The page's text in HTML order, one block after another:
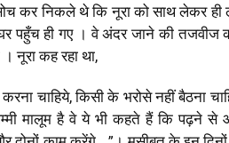
कर निकले थे कि नूरा को साथ लेकर ही
पहुँच ही गए । वे अंदर जाने की तजवीज
नूरा कह रहा था,
चाहिये,किसी के भरोसे नहीं बैठना
मालूम है वे ये भी कहते हैं कि पढ़ने से